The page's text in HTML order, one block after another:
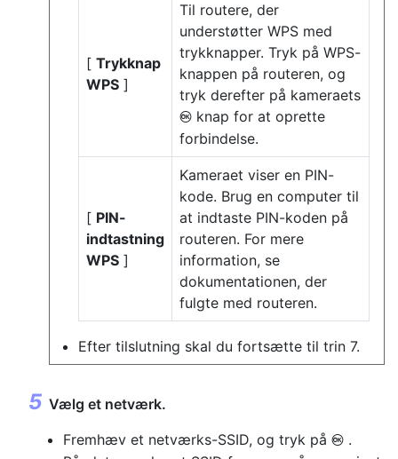
[ Trykknap
WPS ]
Til routere, der
understøtter WPS med
trykknapper. Tryk på WPS-
knappen på routeren, og
tryk derefter på kameraets
J knap for at oprette
forbindelse.
[ PIN-
indtastning
WPS ]
Kameraet viser en PIN-
kode. Brug en computer til
at indtaste PIN-koden på
routeren. For mere
information, se
dokumentationen, der
fulgte med routeren.
Efter tilslutning skal du fortsætte til trin 7.
Vælg et netværk.
Fremhæv et netværks-SSID, og tryk på J .